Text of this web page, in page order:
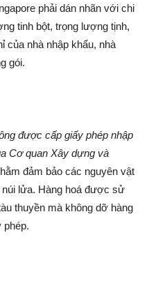
phải dán nhãn với chi
tinh bột, trọng lượng tịnh,
của nhà nhập khẩu, nhà
gói.
được cấp giấy phép nhập
Cơ quan Xây dựng và
đảm bảo các nguyên vật
núi lửa. Hàng hoá được sử
thuyền mà không dỡ hàng
phép.